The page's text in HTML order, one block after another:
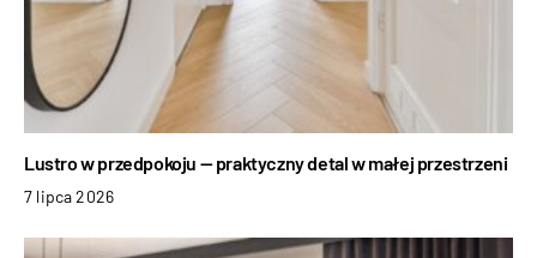
Lustro w przedpokoju — praktyczny detal w małej przestrzeni
7 lipca 2026